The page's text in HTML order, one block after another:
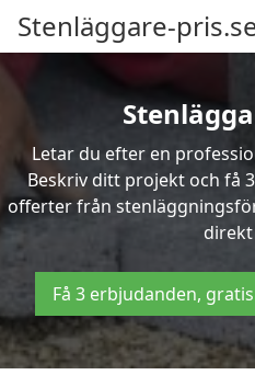
Stenläggare-
Letar du efter en
Beskriv ditt projekt och få
offerter från
direkt
Få 3 erbjudanden,